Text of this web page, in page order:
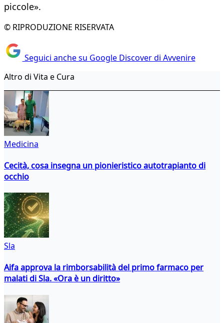
piccole».
© RIPRODUZIONE RISERVATA
Seguici anche su Google Discover di Avvenire
Altro di Vita e Cura
Medicina
Cecità, cosa insegna un pionieristico autotrapianto di
occhio
Sla
Aifa approva la rimborsabilità del primo farmaco per
malati di Sla. «Ora è un diritto»